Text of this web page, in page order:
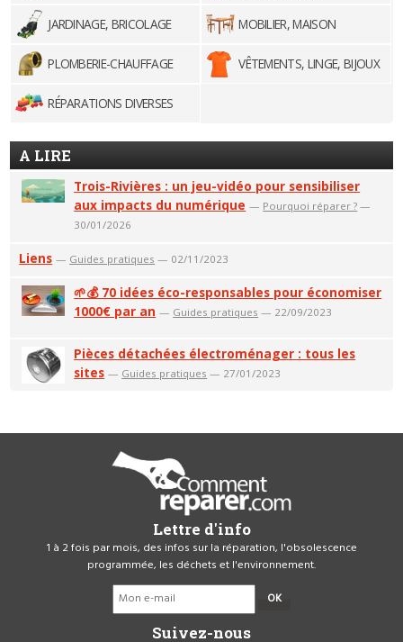
JARDINAGE, BRICOLAGE
MOBILIER, MAISON
PLOMBERIE-CHAUFFAGE VÊTEMENTS, LINGE, BIJOUX
RÉPARATIONS DIVERSES
A LIRE
Trois-Rivières : un jeu-vidéo pour sensibiliser
aux impacts du numérique — Pourquoi réparer ? —
30/01/2026
Liens — Guides pratiques — 02/11/2023
🌱💰 70 idées éco-responsables pour économiser
1000€ par an — Guides pratiques — 22/09/2023
Pièces détachées électroménager : tous les
sites — Guides pratiques — 27/01/2023
Lettre d'info
1 à 2 fois par mois, des infos sur la réparation, l'obsolescence
programmée, les déchets et l'environnement.
OK
Suivez-nous